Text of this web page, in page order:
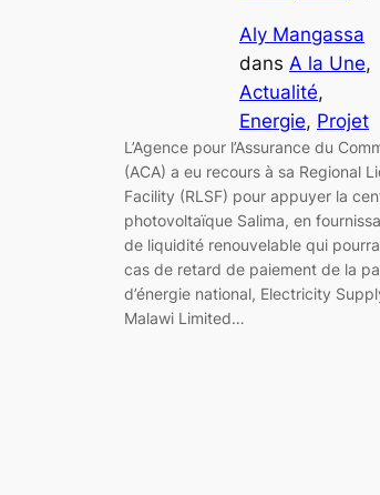
Aly Mangassa
dans A la Une
Actualité
Energie, Projet
L’Agence pour l’Assurance du
(ACA) a eu recours à sa Regional
Facility (RLSF) pour appuyer la
photovoltaïque Salima, en
de liquidité renouvelable qui
cas de retard de paiement de la
d’énergie national, Electricity
Malawi Limited…